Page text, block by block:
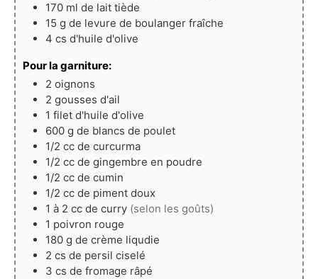
170 ml de lait tiède
15 g de levure de boulanger fraîche
4 cs d'huile d'olive
Pour la garniture:
2 oignons
2 gousses d'ail
1 filet d'huile d'olive
600 g de blancs de poulet
1/2 cc de curcurma
1/2 cc de gingembre en poudre
1/2 cc de cumin
1/2 cc de piment doux
1 à 2 cc de curry (selon les goûts)
1 poivron rouge
180 g de crème liqudie
2 cs de persil ciselé
3 cs de fromage râpé